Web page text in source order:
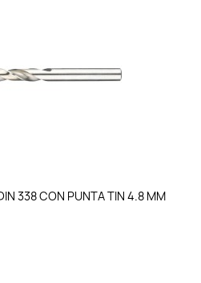
338 CON PUNTA TIN 4.8 MM